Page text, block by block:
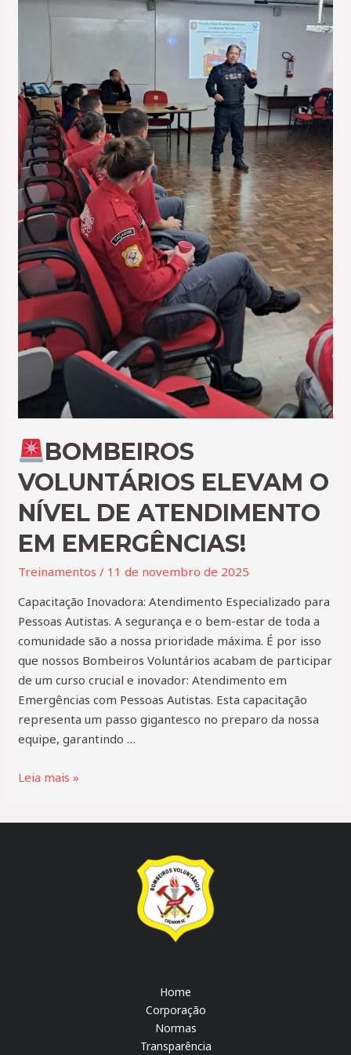
BOMBEIROS
VOLUNTÁRIOS ELEVAM O
NÍVEL DE ATENDIMENTO
EM EMERGÊNCIAS!
Treinamentos / 11 de novembro de 2025
Capacitação Inovadora: Atendimento Especializado para
Pessoas Autistas. A segurança e o bem-estar de toda a
comunidade são a nossa prioridade máxima. É por isso
que nossos Bombeiros Voluntários acabam de participar
de um curso crucial e inovador: Atendimento em
Emergências com Pessoas Autistas. Esta capacitação
representa um passo gigantesco no preparo da nossa
equipe, garantindo …
Leia mais »
Home
Corporação
Normas
Transparência